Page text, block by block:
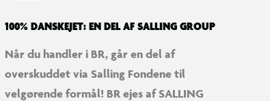
100% DANSKEJET: EN DEL AF SALLING GROUP
Når du handler i BR, går en del af
overskuddet via Salling Fondene til
velgørende formål! BR ejes af SALLING